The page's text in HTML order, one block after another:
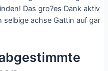
Das gro?es Dank aktiv
selbige achse Gattin auf gar